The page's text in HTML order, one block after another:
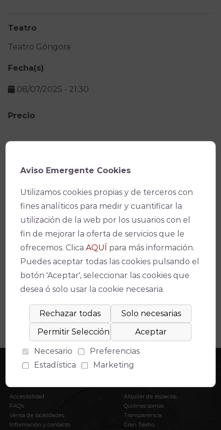
Teatro
Teatro Góngora
Fecha(s)
08/07/2025 - 21:30
Precio
Link
Espectáculos relacionados
No se ha encontrado un evento relacionado.
INFORMACIÓN
Accesibilidad
FAQ’s
Venta de localidades
Información y contacto
EL IMAE
Alquiler de espacios
Quiénes somos
Transparencia
Gran Teatro
Aviso Emergente Cookies
Utilizamos cookies propias y de terceros con
fines analíticos para medir y cuantificar la
utilización de la web por los usuarios con el
fin de mejorar la oferta de servicios que le
ofrecemos. ClicaAQUÍ para más información.
Puedes aceptar todas las cookies pulsando el
botón 'Aceptar', seleccionar las cookies que
desea ó solo usar la cookie necesaria.
Necesario
Preferencias
Estadística
Marketing